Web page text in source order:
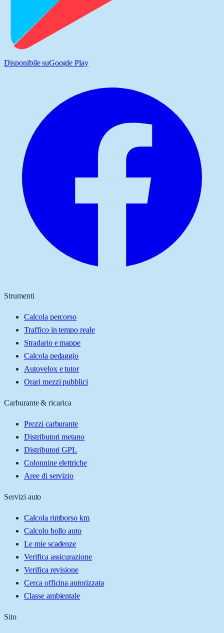
Disponibile suGoogle Play
Strumenti
Calcola percorso
Traffico in tempo reale
Stradario e mappe
Calcola pedaggio
Autovelox e tutor
Orari mezzi pubblici
Carburante & ricarica
Prezzi carburante
Distributori metano
Distributori GPL
Colonnine elettriche
Aree di servizio
Servizi auto
Calcola rimborso km
Calcolo bollo auto
Le mie scadenze
Verifica assicurazione
Verifica revisione
Cerca officina autorizzata
Classe ambientale
Sito